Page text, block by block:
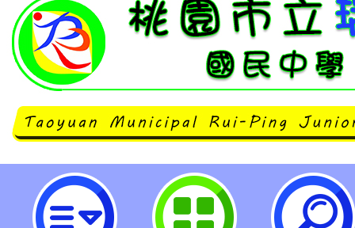
有關本市114學年度國民中學各類
學前鑑定事宜-桃園市立瑞坪國民中